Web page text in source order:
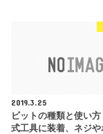
2019.3.25
ビットの種類と使
式工具に装着、ネジ